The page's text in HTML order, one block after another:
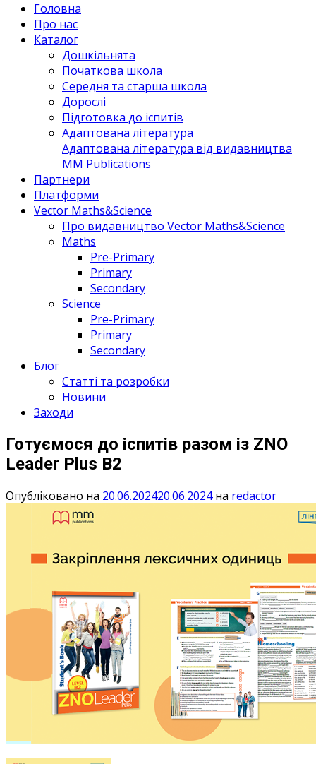
Головна
Про нас
Каталог
Дошкільнята
Початкова школа
Середня та старша школа
Дорослі
Підготовка до іспитів
Адаптована література
Адаптована література від видавництва
MM Publications
Партнери
Платформи
Vector Maths&Science
Про видавництво Vector Maths&Science
Maths
Pre-Primary
Primary
Secondary
Science
Pre-Primary
Primary
Secondary
Блог
Статті та розробки
Новини
Заходи
Готуємося до іспитів разом із ZNO
Leader Plus B2
Опубліковано на 20.06.202420.06.2024на redactor